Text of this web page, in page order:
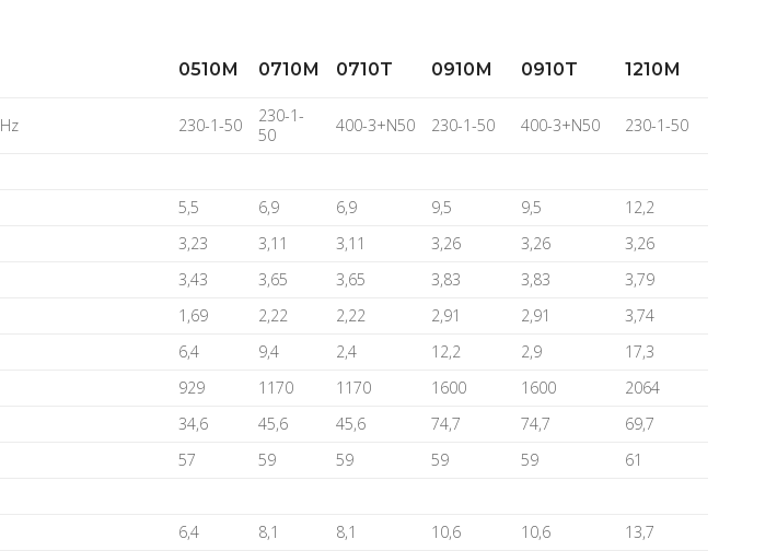
0510M 0710M 0710T 0910M 0910T 1210M
230-1-50
230-1-
50
400-3+N50 230-1-50 400-3+N50 230-1-50
5,5 6,9 6,9 9,5 9,5
12,2
3,23 3,11 3,11 3,26 3,26
3,26
3,43 3,65 3,65 3,83 3,83
3,79
1,69 2,22 2,22 2,91 2,91
3,74
6,4 9,4 2,4 12,2 2,9
17,3
929 1170 1170 1600 1600
2064
34,6 45,6 45,6 74,7 74,7
69,7
57 59 59 59 59
61
6,4 8,1 8,1 10,6 10,6
13,7